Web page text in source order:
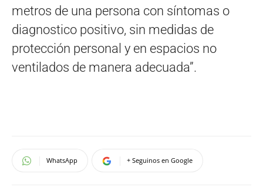
metros de una persona con síntomas o
diagnostico positivo, sin medidas de
protección personal y en espacios no
ventilados de manera adecuada”.
WhatsApp + Seguinos en Google